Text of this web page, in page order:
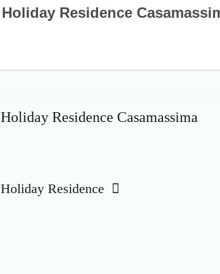
Holiday Residence
Holiday Residence Casamassima
Holiday Residence